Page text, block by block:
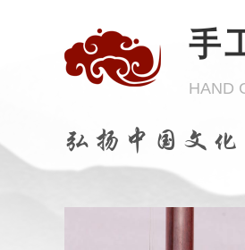
手
HAND
弘扬中国文